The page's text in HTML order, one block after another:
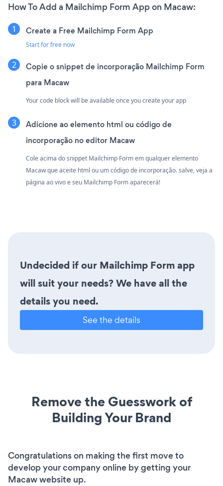
How To Add a Mailchimp Form App on Macaw:
Create a Free Mailchimp Form App
Start for free now
Copie o snippet de incorporação Mailchimp Form
para Macaw
Your code block will be available once you create your app
Adicione ao elemento html ou código de
incorporação no editor Macaw
Cole acima do snippet Mailchimp Form em qualquer elemento
Macaw que aceite html ou um código de incorporação. salve, veja a
página ao vivo e seu Mailchimp Form aparecerá!
Undecided if our Mailchimp Form app
will suit your needs? We have all the
details you need.
See the details
Remove the Guesswork of
Building Your Brand
Congratulations on making the first move to
develop your company online by getting your
Macaw website up.